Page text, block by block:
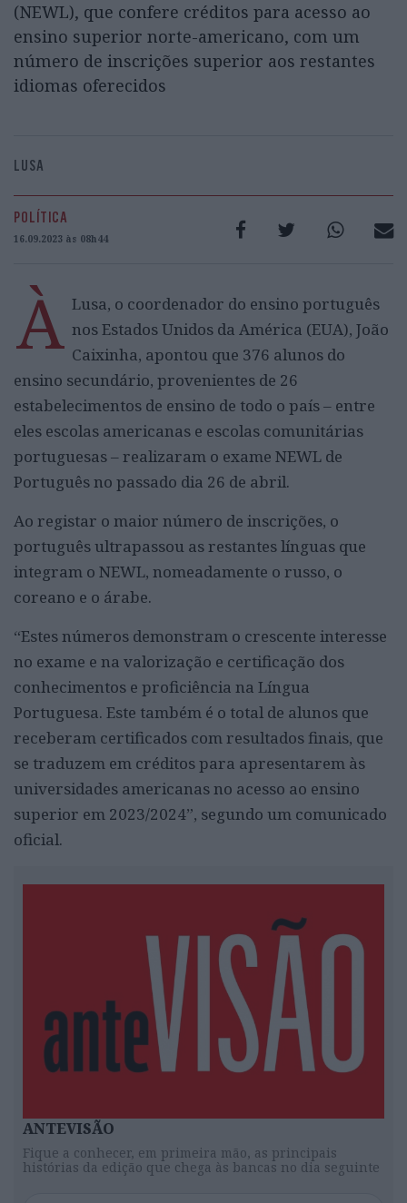
(NEWL), que confere créditos para acesso ao
ensino superior norte-americano, com um
número de inscrições superior aos restantes
idiomas oferecidos
LUSA
POLÍTICA
16.09.2023 às 08h44
À Lusa, o coordenador do ensino português
nos Estados Unidos da América (EUA), João
Caixinha, apontou que 376 alunos do
ensino secundário, provenientes de 26
estabelecimentos de ensino de todo o país – entre
eles escolas americanas e escolas comunitárias
portuguesas – realizaram o exame NEWL de
Português no passado dia 26 de abril.
Ao registar o maior número de inscrições, o
português ultrapassou as restantes línguas que
integram o NEWL, nomeadamente o russo, o
coreano e o árabe.
“Estes números demonstram o crescente interesse
no exame e na valorização e certificação dos
conhecimentos e proficiência na Língua
Portuguesa. Este também é o total de alunos que
receberam certificados com resultados finais, que
se traduzem em créditos para apresentarem às
universidades americanas no acesso ao ensino
superior em 2023/2024”, segundo um comunicado
oficial.
ANTEVISÃO
Fique a conhecer, em primeira mão, as principais
histórias da edição que chega às bancas no dia seguinte